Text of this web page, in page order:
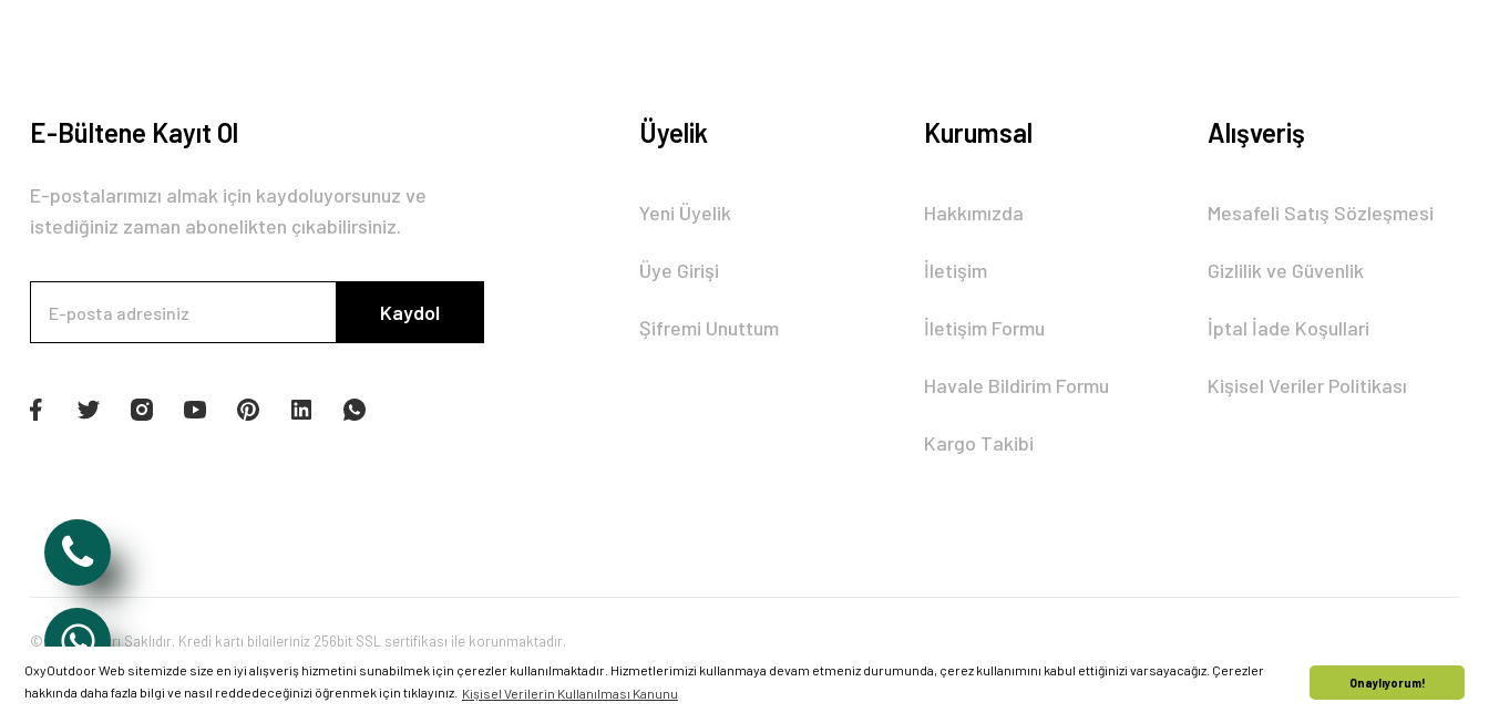
OxyOutdoor Web sitemizde size en iyi alışveriş hizmetini sunabilmek için çerezler kullanılmaktadır. Hizmetlerimizi kullanmaya devam etmeniz durumunda, çerez kullanımını kabul ettiğinizi varsayacağız. Çerezler
hakkında daha fazla bilgi ve nasıl reddedeceğinizi öğrenmek için tıklayınız. Kişisel Verilerin Kullanılması Kanunu
Onaylıyorum!
E-Bültene Kayıt Ol
E-postalarımızı almak için kaydoluyorsunuz ve
istediğiniz zaman abonelikten çıkabilirsiniz.
Kaydol
Üyelik
Yeni Üyelik
Üye Girişi
Şifremi Unuttum
Kurumsal
Hakkımızda
İletişim
İletişim Formu
Havale Bildirim Formu
Kargo Takibi
Alışveriş
Mesafeli Satış Sözleşmesi
Gizlilik ve Güvenlik
İptal İade Koşullari
Kişisel Veriler Politikası
© Tüm Hakları Saklıdır. Kredi kartı bilgileriniz 256bit SSL sertifikası ile korunmaktadır.
ideasoft